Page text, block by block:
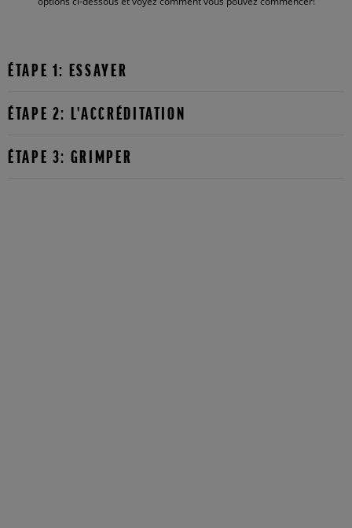
ÉTAPE 1: ESSAYER
ÉTAPE 2: L'ACCRÉDITATION
ÉTAPE 3: GRIMPER